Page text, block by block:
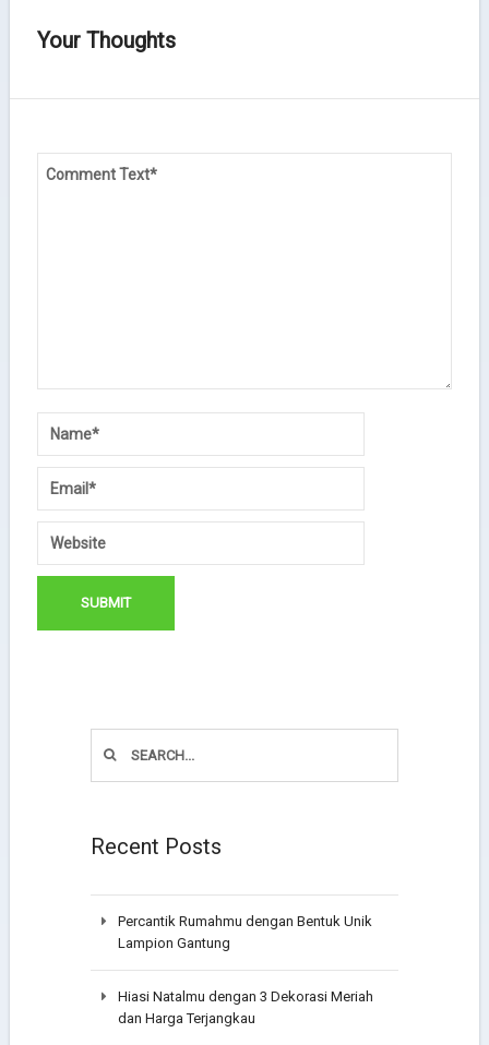
Your Thoughts
Recent Posts
Percantik Rumahmu dengan Bentuk Unik
Lampion Gantung
Hiasi Natalmu dengan 3 Dekorasi Meriah
dan Harga Terjangkau